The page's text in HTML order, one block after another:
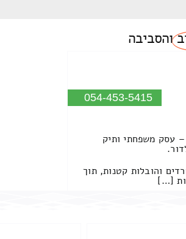
והסביבה
054-453-5415
עסק משפחתי ותיק
והובלות קטנות, תוך
[…]